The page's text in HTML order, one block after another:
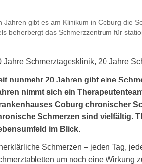
Jahren gibt es am Klinikum in Coburg die
beherbergt das Schmerzzentrum für
Jahre Schmerztagesklinik, 20 Jahre
nunmehr 20 Jahren gibt eine
nimmt sich ein
Coburg chronischer
Schmerzen sind vielfältig.
im Blick.
Schmerzen – jeden Tag,
um noch eine Wirkung